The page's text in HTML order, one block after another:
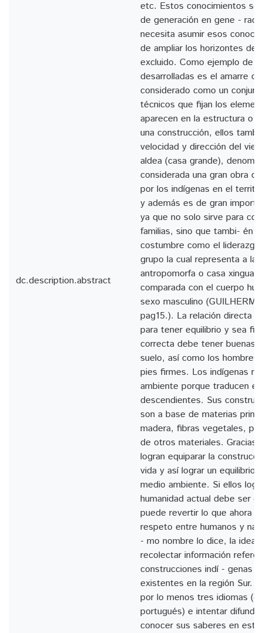
dc.description.abstract
etc. Estos conocimientos se
de generación en gene -
necesita asumir esos
de ampliar los horizontes de
excluido. Como ejemplo de
desarrolladas es el amarre
considerado como un
técnicos que fijan los
aparecen en la estructura o
una construcción, ellos
velocidad y dirección del
aldea (casa grande),
considerada una gran obra
por los indígenas en el
y además es de gran
ya que no solo sirve para
familias, sino que tambi- én
costumbre como el
grupo la cual representa a la
antropomorfa o casa
comparada con el cuerpo
sexo masculino
pag15.). La relación directa
para tener equilibrio y sea
correcta debe tener buenas
suelo, así como los hombres
pies firmes. Los indígenas
ambiente porque traducen
descendientes. Sus
son a base de materias
madera, fibras vegetales,
de otros materiales. Gracias
logran equiparar la
vida y así lograr un equilibrio
medio ambiente. Si ellos
humanidad actual debe ser
puede revertir lo que ahora
respeto entre humanos y
- mo nombre lo dice, la idea
recolectar información
construcciones indí - genas
existentes en la región Sur.
por lo menos tres idiomas
portugués) e intentar difundir
conocer sus saberes en esta